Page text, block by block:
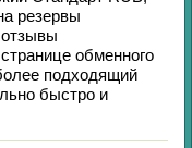
резервы
обменного
подходящий
быстро и